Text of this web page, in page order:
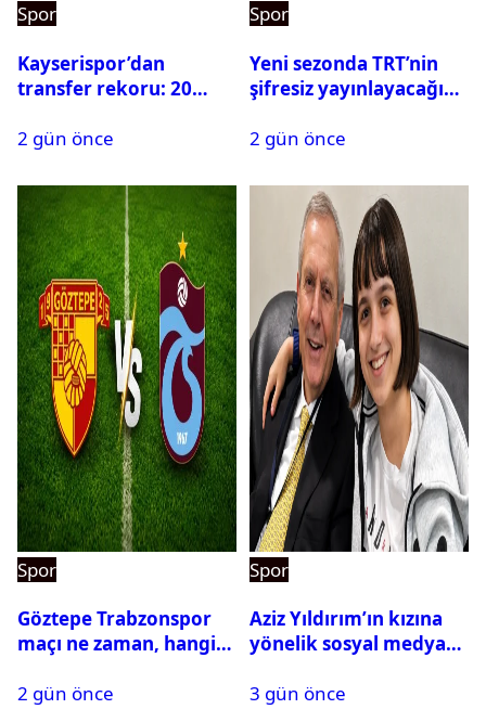
Spor
Kayserispor’dan
transfer rekoru: 20
2 gün önce
Spor
Yeni sezonda TRT’nin
şifresiz yayınlayacağı
2 gün önce
Spor
Göztepe Trabzonspor
maçı ne zaman, hangi
oynayacak mı?
2 gün önce
Spor
Aziz Yıldırım’ın kızına
yönelik sosyal medya
hakkında karar çıktı
3 gün önce